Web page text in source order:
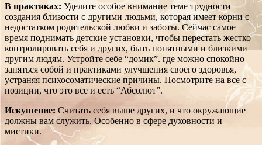
В практиках: Уделите особое внимание теме трудности
создания близости с другими людьми, которая имеет корни с
недостатком родительской любви и заботы. Сейчас самое
время поднимать детские установки, чтобы перестать жестко
контролировать себя и других, быть понятными и близкими
другим людям. Устройте себе “домик”. где можно спокойно
заняться собой и практиками улучшения своего здоровья,
устраняя психосоматические причины. Посмотрите на все с
позиции, что это все и есть “Абсолют”.
Искушение: Считать себя выше других, и что окружающие
должны вам служить. Особенно в сфере духовности и
мистики.